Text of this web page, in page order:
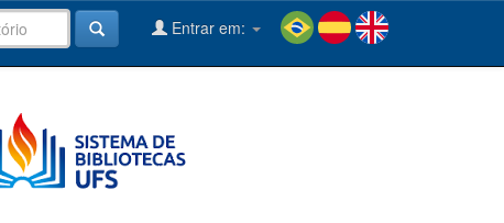
Entrar em: